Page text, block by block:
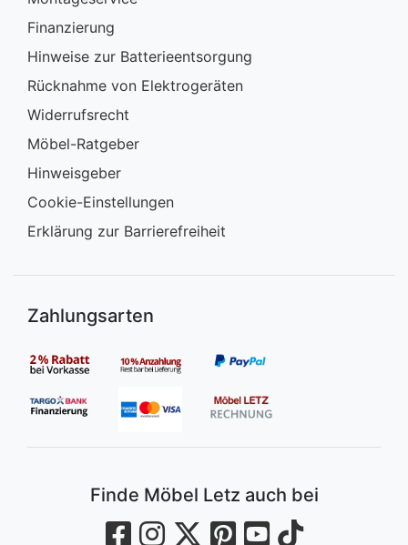
Finanzierung
Hinweise zur Batterieentsorgung
Rücknahme von Elektrogeräten
Widerrufsrecht
Möbel-Ratgeber
Hinweisgeber
Cookie-Einstellungen
Erklärung zur Barrierefreiheit
Zahlungsarten
Finde Möbel Letz auch bei